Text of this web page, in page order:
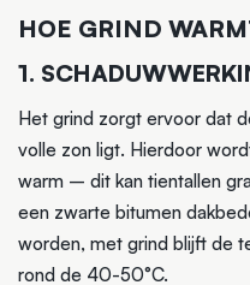
HOE GRIND
1.
Het grind zorgt ervoor dat
volle zon ligt. Hierdoor
warm – dit kan tientallen
een zwarte bitumen
worden, met grind blijft de
rond de 40-50°C.